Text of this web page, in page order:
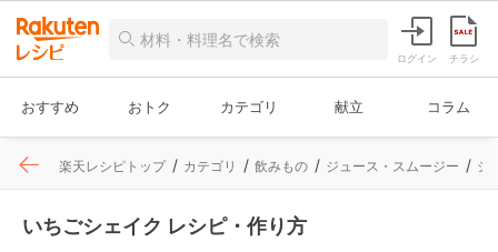
ログイン チラシ
おすすめ おトク カテゴリ 献立 コラム
楽天レシピトップ カテゴリ 飲みもの ジュース・スムージー シ
いちごシェイク レシピ・作り方